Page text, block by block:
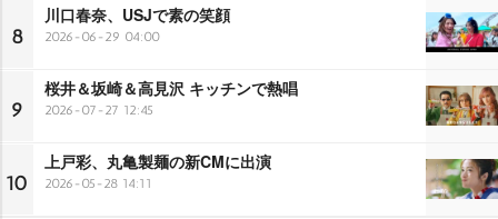
8
川口春奈、USJで素の笑顔
2026-06-29 04:00
9
桜井＆坂崎＆高見沢 キッチンで熱唱
2026-07-27 12:45
10
上戸彩、丸亀製麺の新CMに出演
2026-05-28 14:11